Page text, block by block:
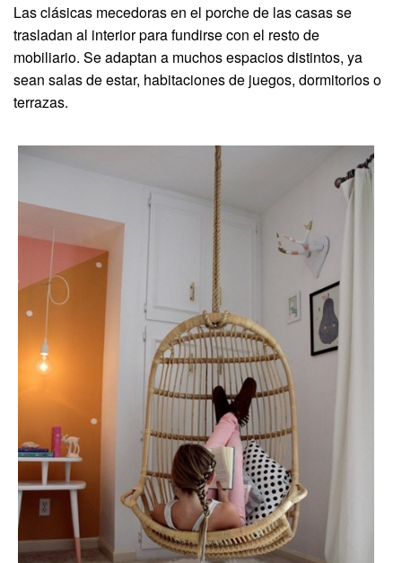
Las clásicas mecedoras en el porche de las casas se
trasladan al interior para fundirse con el resto de
mobiliario. Se adaptan a muchos espacios distintos, ya
sean salas de estar, habitaciones de juegos, dormitorios o
terrazas.